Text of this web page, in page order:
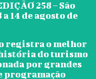
258 – São
a 14 de agosto de
registra o melhor
do turismo
por grandes
programação